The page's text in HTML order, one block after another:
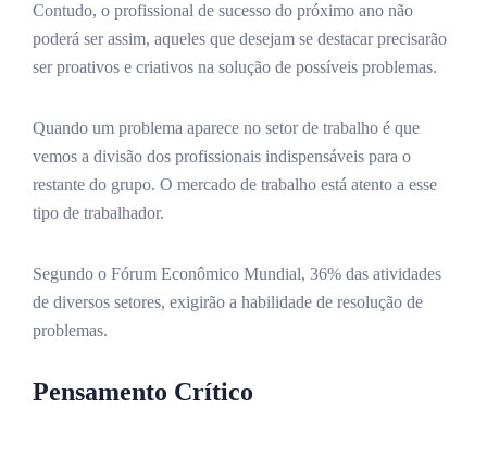
Contudo, o profissional de sucesso do próximo ano não
poderá ser assim, aqueles que desejam se destacar precisarão
ser proativos e criativos na solução de possíveis problemas.
Quando um problema aparece no setor de trabalho é que
vemos a divisão dos profissionais indispensáveis para o
restante do grupo. O mercado de trabalho está atento a esse
tipo de trabalhador.
Segundo o Fórum Econômico Mundial, 36% das atividades
de diversos setores, exigirão a habilidade de resolução de
problemas.
Pensamento Crítico